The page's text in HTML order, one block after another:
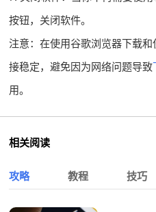
按钮，关闭软件。
注意：在使用谷歌浏览器下载
接稳定，避免因为网络问题导致
用。
相关阅读
攻略 教程 技巧